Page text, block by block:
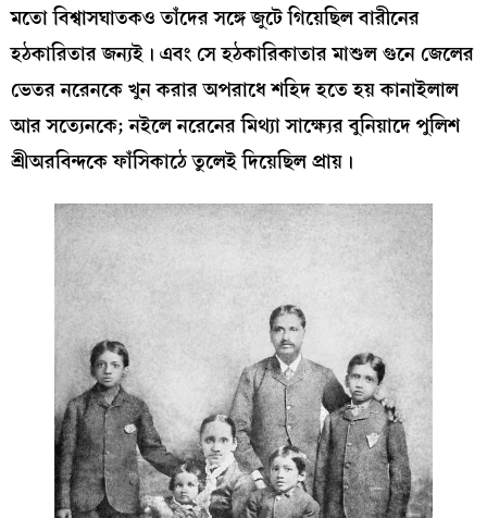
মতো বিশ্বাসঘাতকও তাঁদের সঙ্গে জুটে গিয়েছিল বারীনের
হঠকারিতার জন্যই। এবং সে হঠকারিকাতার মাশুল গুনে জেলের
ভেতর নরেনকে খুন করার অপরাধে শহিদ হতে হয় কানাইলাল
আর সত্যেনকে; নইলে নরেনের মিথ্যা সাক্ষ্যের বুনিয়াদে পুলিশ
শ্রীঅরবিন্দকে ফাঁসিকাঠে তুলেই দিয়েছিল প্রায়।